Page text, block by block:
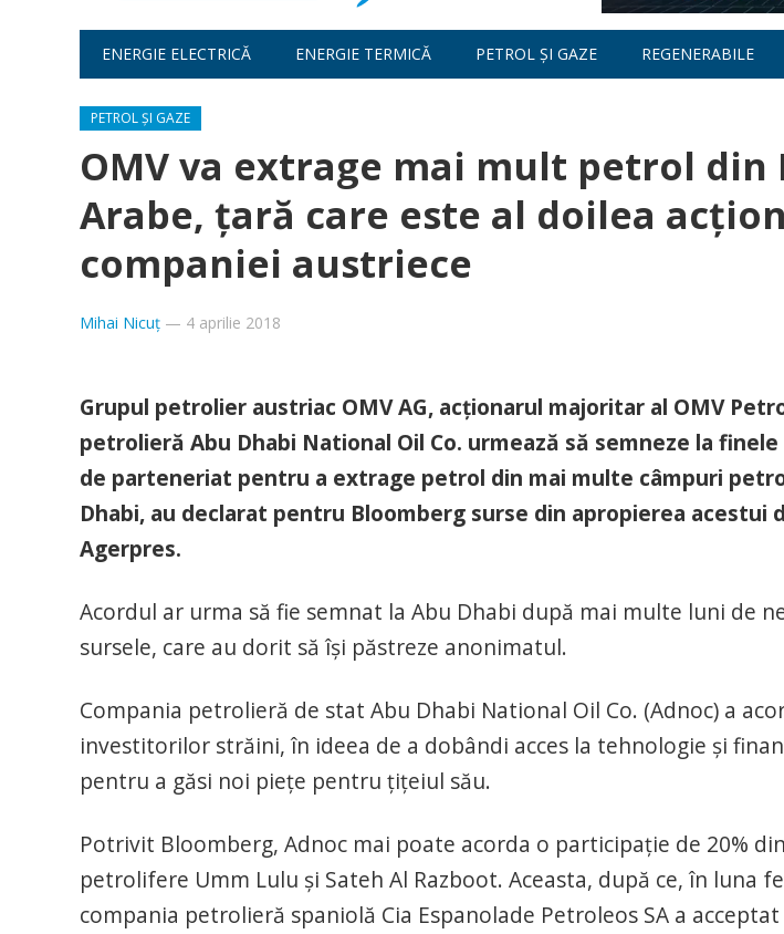
ENERGIE ELECTRICĂ ENERGIE TERMICĂ PETROL ȘI GAZE REGENERABILE
PETROL ȘI GAZE
OMV va extrage mai mult petrol din
Arabe, ţară care este al doilea
companiei austriece
Mihai Nicuț — 4 aprilie 2018
Grupul petrolier austriac OMV AG, acţionarul majoritar al OMV
petrolieră Abu Dhabi National Oil Co. urmează să semneze la
de parteneriat pentru a extrage petrol din mai multe câmpuri
Dhabi, au declarat pentru Bloomberg surse din apropierea acestui
Agerpres.
Acordul ar urma să fie semnat la Abu Dhabi după mai multe luni de
sursele, care au dorit să îşi păstreze anonimatul.
Compania petrolieră de stat Abu Dhabi National Oil Co. (Adnoc) a
investitorilor străini, în ideea de a dobândi acces la tehnologie şi
pentru a găsi noi pieţe pentru ţiţeiul său.
Potrivit Bloomberg, Adnoc mai poate acorda o participaţie de 20%
petrolifere Umm Lulu şi Sateh Al Razboot. Aceasta, după ce, în luna
compania petrolieră spaniolă Cia Espanolade Petroleos SA a acceptat